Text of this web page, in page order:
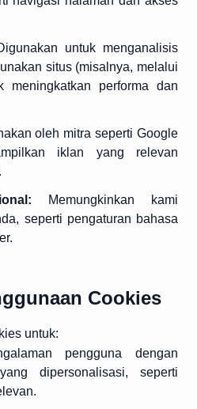
untuk menganalisis
situs (misalnya, melalui
meningkatkan performa dan
oleh mitra seperti Google
iklan yang relevan
Memungkinkan kami
seperti pengaturan bahasa
Cookies
untuk:
pengguna dengan
dipersonalisasi, seperti